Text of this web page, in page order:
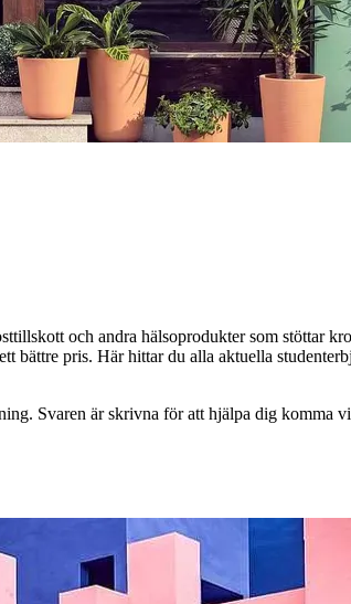
och andra hälsoprodukter som stöttar
bättre pris. Här hittar du alla aktuella
Svaren är skrivna för att hjälpa dig komma